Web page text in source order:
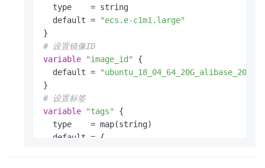
  type    = string
  default =
"ecs.e-c1m1.large"
# 设置镜像ID
variable
"image_id"
{
  default =
# 设置标签
variable
"tags"
{
  type    = map(string)
  default = {